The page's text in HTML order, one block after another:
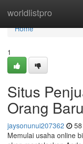
worldlistpro
Home
Home
1
Situs
Orang Baru
jaysonunui207362
Memulai usaha online